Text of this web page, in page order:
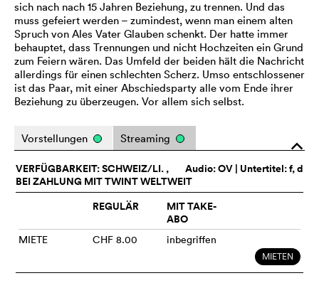
sich nach nach 15 Jahren Beziehung, zu trennen. Und das
muss gefeiert werden – zumindest, wenn man einem alten
Spruch von Ales Vater Glauben schenkt. Der hatte immer
behauptet, dass Trennungen und nicht Hochzeiten ein Grund
zum Feiern wären. Das Umfeld der beiden hält die Nachricht
allerdings für einen schlechten Scherz. Umso entschlossener
ist das Paar, mit einer Abschiedsparty alle vom Ende ihrer
Beziehung zu überzeugen. Vor allem sich selbst.
o
Vorstellungen Streaming
Audio:OV | Untertitel: f, d
VERFÜGBARKEIT: SCHWEIZ/LI. ,
BEI ZAHLUNG MIT TWINT WELTWEIT
REGULÄR
MIT TAKE-
ABO
MIETE CHF 8.00 inbegriffen
MIETEN